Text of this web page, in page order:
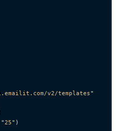
v2/templates"
"25" )